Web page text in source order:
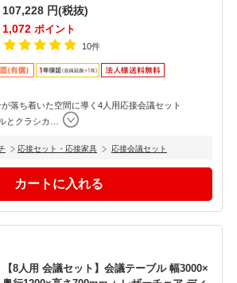
107,228円(税抜)
1,072 ポイント
10件
落ち着いた空間に導く4人用応接会議セット
とクラシカ
応接セット・応接家具 応接会議セット
【8人用 会議セット】会議テーブル 幅3000×